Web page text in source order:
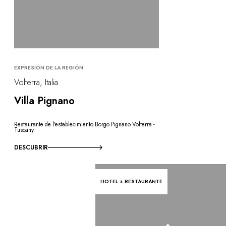
EXPRESIÓN DE LA REGIÓN
Volterra, Italia
Villa Pignano
Restaurante de l'establecimiento Borgo Pignano Volterra -
Tuscany
DESCUBRIR
HOTEL + RESTAURANTE